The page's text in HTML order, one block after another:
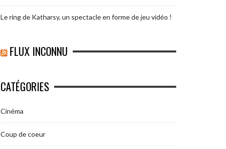
Le ring de Katharsy, un spectacle en forme de jeu vidéo !
FLUX INCONNU
CATÉGORIES
Cinéma
Coup de coeur